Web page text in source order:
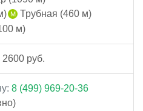
Трубная (460 м)
м)
руб.
8 (499) 969-20-36